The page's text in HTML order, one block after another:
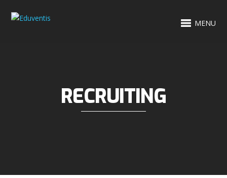
MENU
RECRUITING